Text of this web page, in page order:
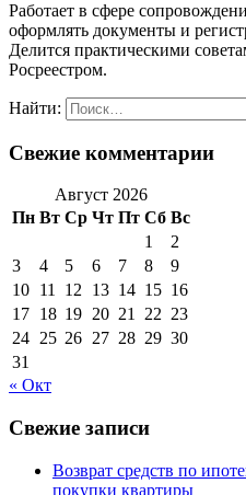
Работает в сфере
оформлять документы и
Делится практическими
Росреестром.
Найти:
Свежие комментарии
Август 2026
Пн Вт Ср Чт Пт Сб Вс
1
2
3
4 5 6 7 8
9
10 11 12 13 14 15 16
17 18 19 20 21 22 23
24 25 26 27 28 29 30
31
« Окт
Свежие записи
Возврат средств по
покупки квартиры